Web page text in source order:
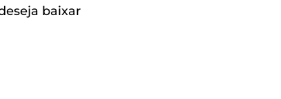
baixar